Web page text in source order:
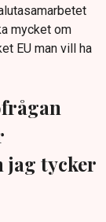
mycket om
EU man vill ha
jag tycker